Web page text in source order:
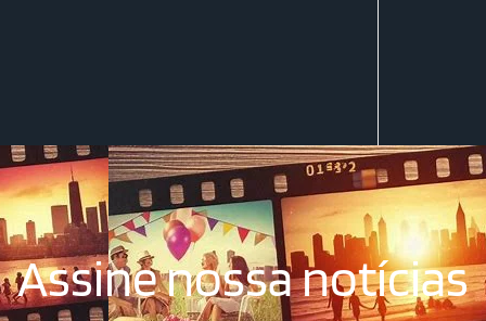
Assine nossa notícias